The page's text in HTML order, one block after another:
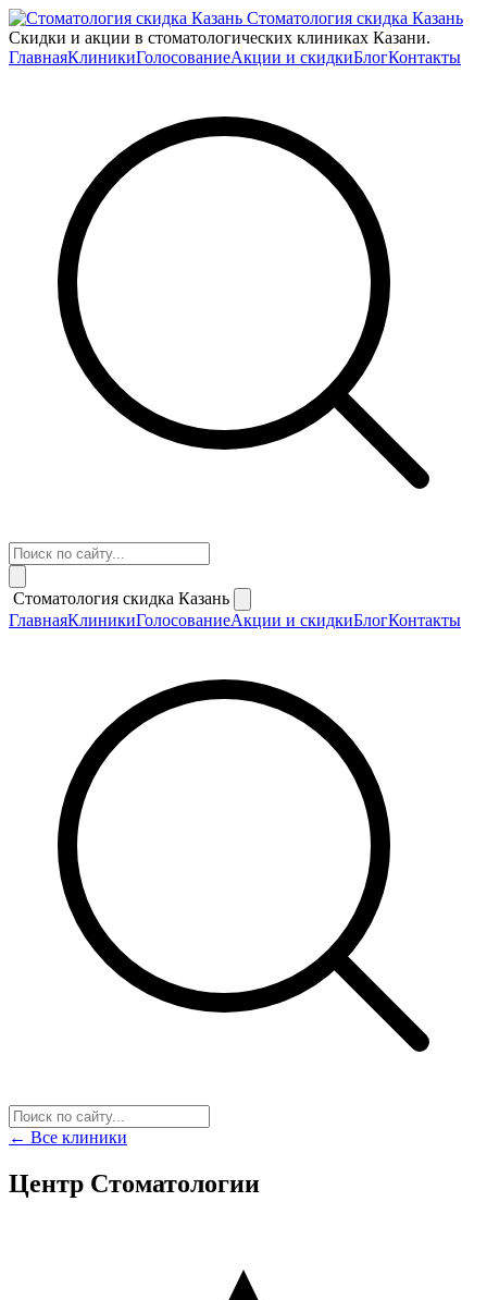
Стоматология скидка Казань
Скидки и акции в стоматологических клиниках Казани.
ГлавнаяКлиникиГолосованиеАкции и скидкиБлогКонтакты
Стоматология скидка Казань
ГлавнаяКлиникиГолосованиеАкции и скидкиБлогКонтакты
← Все клиники
Центр Стоматологии